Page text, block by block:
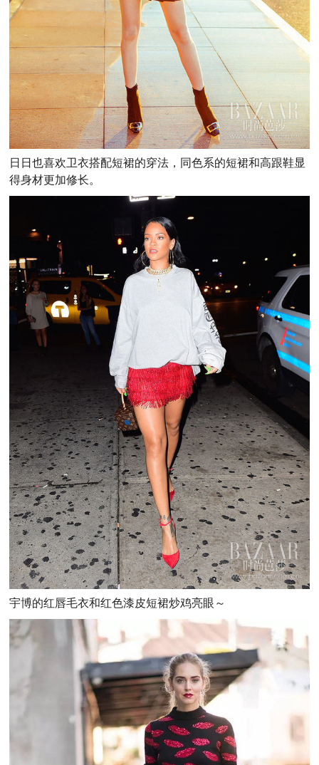
日日也喜欢卫衣搭配短裙的穿法，同色系的短裙和高跟鞋显
得身材更加修长。
宇博的红唇毛衣和红色漆皮短裙炒鸡亮眼～